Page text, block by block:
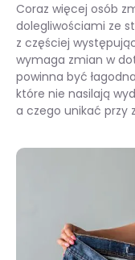
Coraz więcej osób
dolegliwościami ze
z częściej
wymaga zmian w
powinna być
które nie nasilają
a czego unikać przy